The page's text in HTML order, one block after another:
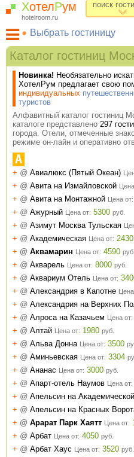
ХотелРум
hotelroom.ru
поиск
Выбрать гостиницу
Гостиницы на карте
Гостиницы по метро
ХотелРум рекомендует
Каталог гостиниц
Новинка! Необязательно
ХотелРум предлагает свою
индивидуальных
туристов
Алфавитный каталог гостиниц
каталоге представлено 297
города. Отели, отмеченные
режиме он-лайн и оперативно
А
+ @ Авиалюкс (Пятый Океан)
+ @ Авита на Измайловской
+ @ Авита на Монтажной Цена от:
+ @ Ажурный Цена от: 5300 руб.
+ @ Азимут Москва Тульская
+ @ Академическая Цена от: 2430
+ @ Аквамарин Цена от: 4590 руб.
+ @ Акварель Цена от: 8000 руб.
+ @ Аквариум Отель Цена от:
+ @ Александрия в Капотне
+ @ Александрия на Верхних
+ @ Алроса на Казачьем Цена от:
+ @ Алтай Цена от: 1980 руб.
+ @ Альва Донна Цена от: 3500
+ @ Аминьевская Цена от: 3304
+ @ Ананас Цена от: 3000 руб.
+ @ Апарт-отель Наумов Цена от:
+ @ Апельсин на Академической
+ @ Апельсин на Красных
+ @ Арарат Парк Хаятт Цена от:
+ @ Арбат Цена от: 4050 руб.
+ @ Арбат Хаус Цена от: 3520 руб.